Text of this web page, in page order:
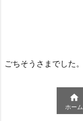
ごちそうさまでした。

ホーム